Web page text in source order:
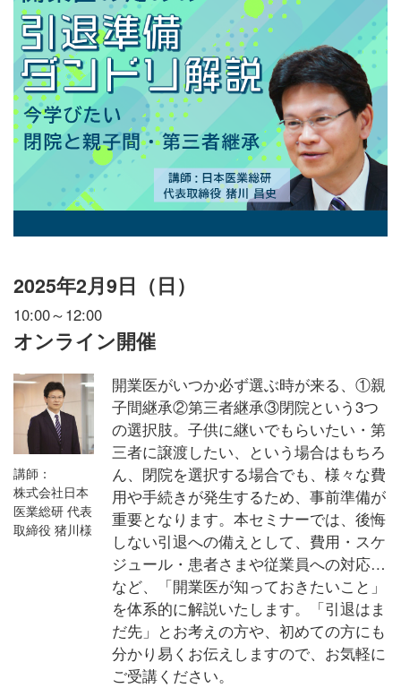
2025年2月9日（日）
10:00～12:00
オンライン開催
講師：
株式会社日本
医業総研 代表
取締役 猪川様
開業医がいつか必ず選ぶ時が来る、①親
子間継承②第三者継承③閉院という3つ
の選択肢。子供に継いでもらいたい・第
三者に譲渡したい、という場合はもちろ
ん、閉院を選択する場合でも、様々な費
用や手続きが発生するため、事前準備が
重要となります。本セミナーでは、後悔
しない引退への備えとして、費用・スケ
ジュール・患者さまや従業員への対応…
など、「開業医が知っておきたいこと」
を体系的に解説いたします。「引退はま
だ先」とお考えの方や、初めての方にも
分かり易くお伝えしますので、お気軽に
ご受講ください。